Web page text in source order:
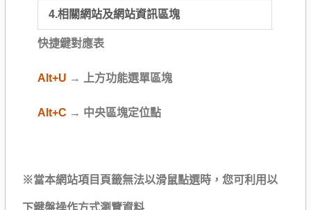
4.相關網站及網站資訊區塊
快捷鍵對應表
Alt+U → 上方功能選單區塊
Alt+C → 中央區塊定位點
※當本網站項目頁籤無法以滑鼠點選時，您可利用以